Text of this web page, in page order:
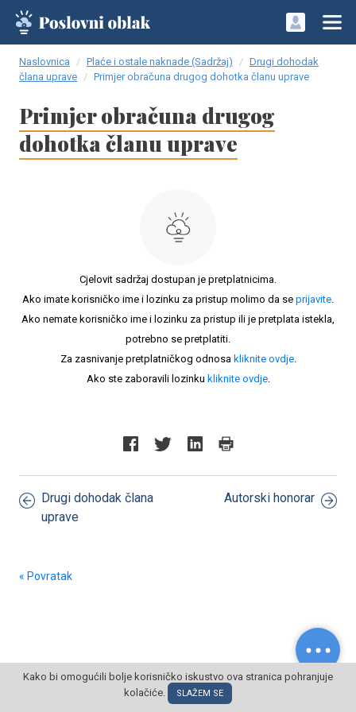
Naslovnica Plaće i ostale naknade (Sadržaj)
Drugi dohodak
člana uprave
Primjer obračuna drugog dohotka članu uprave
Primjer obračuna drugog
dohotka članu uprave
Cjelovit sadržaj dostupan je pretplatnicima.
Ako imate korisničko ime i lozinku za pristup molimo da se prijavite.
Ako nemate korisničko ime i lozinku za pristup ili je pretplata istekla,
potrebno se pretplatiti.
Za zasnivanje pretplatničkog odnosa kliknite ovdje.
Ako ste zaboravili lozinku kliknite ovdje.
Drugi dohodak člana
uprave
Autorski honorar
« Povratak
© POSLOVNI OBLAK Sva prava pridržana
Kako bi omogućili bolje korisničko iskustvo ova stranica pohranjuje
kolačiće.
SLAŽEM SE